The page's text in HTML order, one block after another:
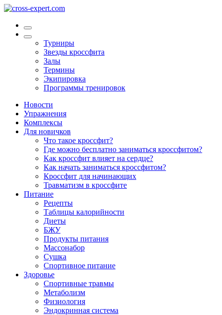
Турниры
Звезды кроссфита
Залы
Термины
Экипировка
Программы тренировок
Новости
Упражнения
Комплексы
Для новичков
Что такое кроссфит?
Где можно бесплатно заниматься кроссфитом?
Как кроссфит влияет на сердце?
Как начать заниматься кроссфитом?
Кроссфит для начинающих
Травматизм в кроссфите
Питание
Рецепты
Таблицы калорийности
Диеты
БЖУ
Продукты питания
Массонабор
Сушка
Спортивное питание
Здоровье
Спортивные травмы
Метаболизм
Физиология
Эндокринная система